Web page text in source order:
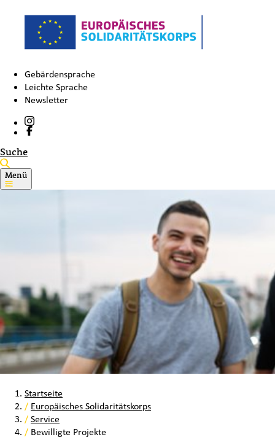
Gebärdensprache
Leichte Sprache
Newsletter
Suche
Menü
Startseite
/ Europäisches Solidaritätskorps
/Service
/ Bewilligte Projekte